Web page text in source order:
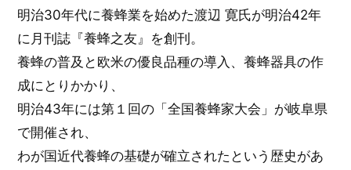
明治30年代に養蜂業を始めた渡辺 寛氏が明治42年
に月刊誌『養蜂之友』を創刊。
養蜂の普及と欧米の優良品種の導入、養蜂器具の作
成にとりかかり、
明治43年には第１回の「全国養蜂家大会」が岐阜県
で開催され、
わが国近代養蜂の基礎が確立されたという歴史があ